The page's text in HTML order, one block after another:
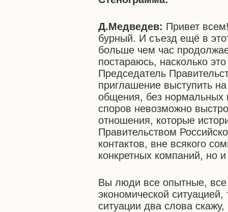
Д.Медведев: Привет
бурный. И съезд ещё в
больше чем час
постараюсь, насколько
Председатель
приглашение выступить
общения, без нормальных
споров невозможно
отношения, которые
Правительством
контактов, вне всякого
конкретных компаний, но
Вы люди все опытные, все
экономической
ситуации два слова